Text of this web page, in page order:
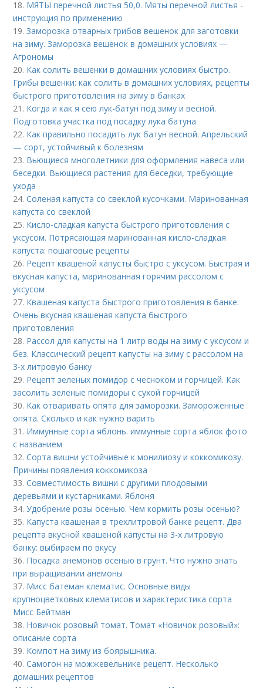
18. МЯТЫ перечной листья 50,0. Мяты перечной листья -
инструкция по применению
19.Заморозка отварных грибов вешенок для заготовки
на зиму. Заморозка вешенок в домашних условиях —
Агрономы
20. Как солить вешенки в домашних условиях быстро.
Грибы вешенки: как солить в домашних условиях, рецепты
быстрого приготовления на зиму в банках
21. Когда и как я сею лук-батун под зиму и весной.
Подготовка участка под посадку лука батуна
22. Как правильно посадить лук батун весной. Апрельский
— сорт, устойчивый к болезням
23. Вьющиеся многолетники для оформления навеса или
беседки. Вьющиеся растения для беседки, требующие
ухода
24.Соленая капуста со свеклой кусочками. Маринованная
капуста со свеклой
25. Кисло-сладкая капуста быстрого приготовления с
уксусом. Потрясающая маринованная кисло-сладкая
капуста: пошаговые рецепты
26. Рецепт квашеной капусты быстро с уксусом. Быстрая и
вкусная капуста, маринованная горячим рассолом с
уксусом
27. Квашеная капуста быстрого приготовления в банке.
Очень вкусная квашеная капуста быстрого
приготовления
28. Рассол для капусты на 1 литр воды на зиму с уксусом и
без. Классический рецепт капусты на зиму с рассолом на
3-х литровую банку
29. Рецепт зеленых помидор с чесноком и горчицей. Как
засолить зеленые помидоры с сухой горчицей
30. Как отваривать опята для заморозки. Замороженные
опята. Сколько и как нужно варить
31. Иммунные сорта яблонь. иммунные сорта яблок фото
с названием
32.Сорта вишни устойчивые к монилиозу и коккомикозу.
Причины появления коккомикоза
33.Совместимость вишни с другими плодовыми
деревьями и кустарниками. Яблоня
34.Удобрение розы осенью. Чем кормить розы осенью?
35. Капуста квашеная в трехлитровой банке рецепт. Два
рецепта вкусной квашеной капусты на 3-х литровую
банку: выбираем по вкусу
36. Посадка анемонов осенью в грунт. Что нужно знать
при выращивании анемоны
37. Мисс батеман клематис. Основные виды
крупноцветковых клематисов и характеристика сорта
Мисс Бейтман
38. Новичок розовый томат. Томат «Новичок розовый»:
описание сорта
39. Компот на зиму из боярышника.
40.Самогон на можжевельнике рецепт. Несколько
домашних рецептов